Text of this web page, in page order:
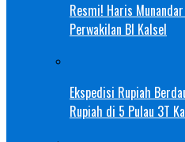
Resmi! Haris
Perwakilan BI Kalsel
Ekspedisi Rupiah
Rupiah di 5 Pulau 3T